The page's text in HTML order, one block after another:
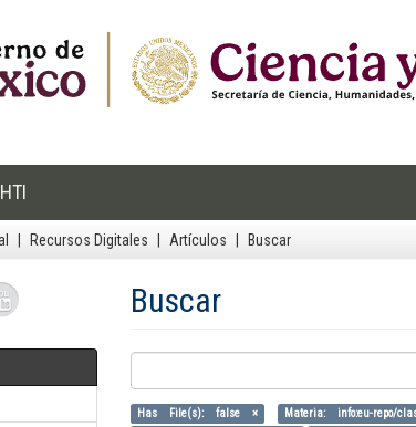
Recursos Digitales Artículos Buscar
Buscar
Has File(s): false × Materia: info:eu-repo/